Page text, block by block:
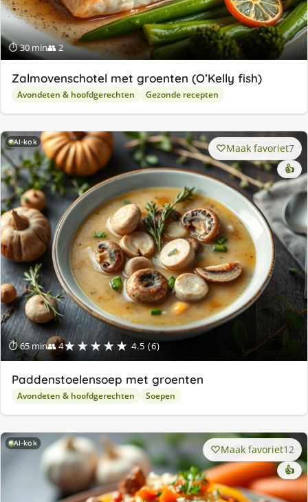
⏱ 30 min👥 2
Zalmovenschotel met groenten (O’Kelly fish)
Avondeten & hoofdgerechten Gezonde recepten
AI-kok
⏱ 65 min👥 4★★★★★ 4.5 (6)
Maak favoriet7
👍
Paddenstoelensoep met groenten
Avondeten & hoofdgerechten Soepen
AI-kok Maak favoriet12
👍